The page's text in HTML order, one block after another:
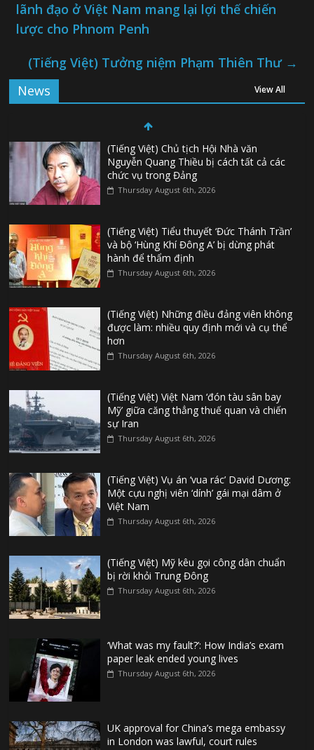
lãnh đạo ở Việt Nam mang lại lợi thế chiến
lược cho Phnom Penh
(Tiếng Việt) Tưởng niệm Phạm Thiên Thư →
News
View All
(Tiếng Việt) Chủ tịch Hội Nhà văn
Nguyễn Quang Thiều bị cách tất cả các
chức vụ trong Đảng
Thursday August 6th, 2026
(Tiếng Việt) Tiểu thuyết ‘Đức Thánh Trần’
và bộ ‘Hùng Khí Đông A’ bị dừng phát
hành để thẩm định
Thursday August 6th, 2026
(Tiếng Việt) Những điều đảng viên không
được làm: nhiều quy định mới và cụ thể
hơn
Thursday August 6th, 2026
(Tiếng Việt) Việt Nam ‘đón tàu sân bay
Mỹ’ giữa căng thẳng thuế quan và chiến
sự Iran
Thursday August 6th, 2026
(Tiếng Việt) Vụ án ‘vua rác’ David Dương:
Một cựu nghị viên ‘dính’ gái mại dâm ở
Việt Nam
Thursday August 6th, 2026
(Tiếng Việt) Mỹ kêu gọi công dân chuẩn
bị rời khỏi Trung Đông
Thursday August 6th, 2026
‘What was my fault?’: How India’s exam
paper leak ended young lives
Thursday August 6th, 2026
UK approval for China’s mega embassy
in London was lawful, court rules